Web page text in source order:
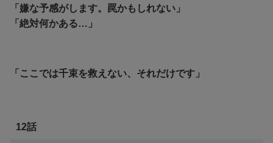
「嫌な予感がします。罠かもしれない」
「絶対何かある…」
「ここでは千束を救えない、それだけです」
12話